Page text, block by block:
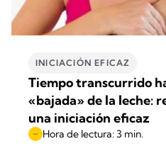
INICIACIÓN EFICAZ
Tiempo transcurrido
«bajada» de la leche:
una iniciación eficaz
Hora de lectura: 3 min.